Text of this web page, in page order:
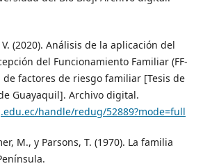
(2020). Análisis de la aplicación del
del Funcionamiento Familiar (FF-
de factores de riesgo familiar [Tesis de
Guayaquil]. Archivo digital.
handle/redug/52889?mode=full
M., y Parsons, T. (1970). La familia